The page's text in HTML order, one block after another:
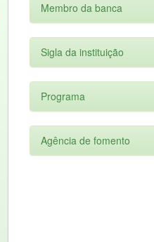
Membro da banca
Sigla da instituição
Programa
Agência de fomento